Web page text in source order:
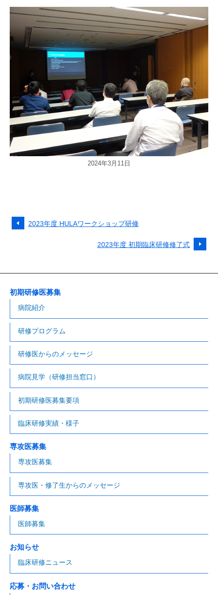
2024年3月11日
2023年度 HULAワークショップ研修
2023年度 初期臨床研修修了式
初期研修医募集
病院紹介
研修プログラム
研修医からのメッセージ
病院見学（研修担当窓口）
初期研修医募集要項
臨床研修実績・様子
専攻医募集
専攻医募集
専攻医・修了生からのメッセージ
医師募集
医師募集
お知らせ
臨床研修ニュース
応募・お問い合わせ